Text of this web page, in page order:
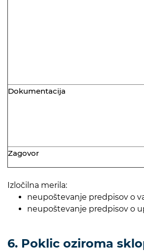
Dokumentacija
Zagovor
Izločilna merila:
neupoštevanje predpisov o
neupoštevanje predpisov o
6. Poklic oziroma